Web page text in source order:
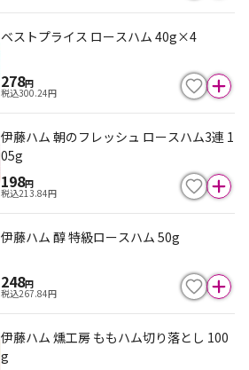
ベストプライス ロースハム 40g×4
278円
税込300.24円
伊藤ハム 朝のフレッシュ ロースハム3連 1
05g
198円
税込213.84円
伊藤ハム 醇 特級ロースハム 50g
248円
税込267.84円
伊藤ハム 燻工房 ももハム切り落とし 100
g